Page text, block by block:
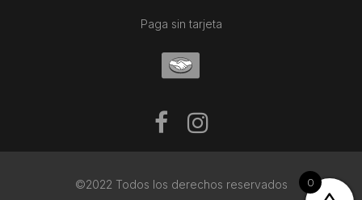
Paga sin tarjeta
©2022 Todos los derechos reservados 0